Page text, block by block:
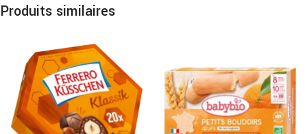
Produits similaires